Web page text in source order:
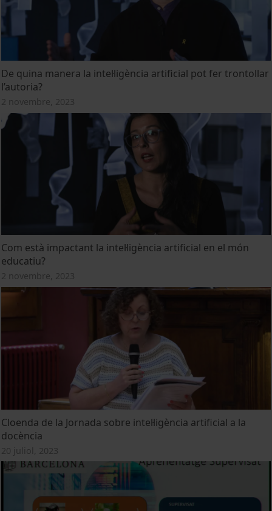
De quina manera la intel·ligència artificial pot fer trontollar
l’autoria?
2 novembre, 2023
Com està impactant la intel·ligència artificial en el món
educatiu?
2 novembre, 2023
Cloenda de la Jornada sobre intel·ligència artificial a la
docència
20 juliol, 2023